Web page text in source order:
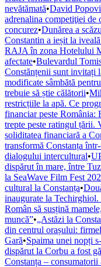
nevătămată•David
adrenalina competiţiei de
concurez•Dunărea a
Constantin a ieșit la
RAJA în zona Hotelului
afectate•Bulevardul
Constănțenii sunt invitați
modificate sâmbătă
trebuie să știe călătorii•
restricțiile la apă. Ce
financiar peste România:
trepte peste ratingul țării.
soliditatea financiară a
transformă Constanța
dialogului intercultural•
dispărut în mare, între
la SeaWave Film Fest
cultural la Constanța•
inaugurate la
Român să susțină
muncă”•„Astăzi la
din centrul orașului:
Gară•Spaima unei nopți
dispărut la Corbu a fost
Constanța – consumatorii